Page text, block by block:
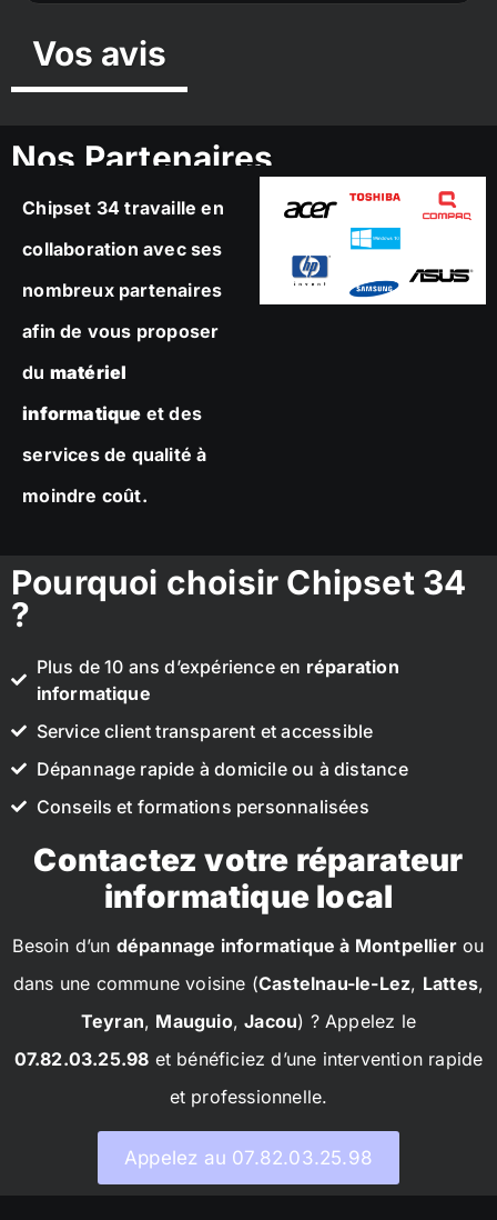
Vos avis
Nos Partenaires
Chipset 34 travaille en
collaboration avec ses
nombreux partenaires
afin de vous proposer
du matériel
informatique et des
services de qualité à
moindre coût.
Pourquoi choisir Chipset 34
?
Plus de 10 ans d’expérience en réparation
informatique
Service client transparent et accessible
Dépannage rapide à domicile ou à distance
Conseils et formations personnalisées
Contactez votre réparateur
informatique local
Besoin d’un dépannage informatique à Montpellier ou
dans une commune voisine (Castelnau-le-Lez, Lattes,
Teyran, Mauguio,Jacou) ? Appelez le
07.82.03.25.98 et bénéficiez d’une intervention rapide
et professionnelle.
Appelez au 07.82.03.25.98